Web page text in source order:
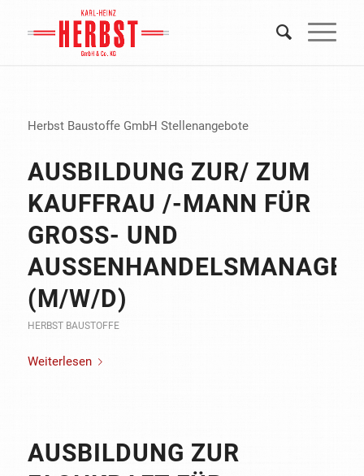
Herbst Baustoffe GmbH Stellenangebote
AUSBILDUNG ZUR/ ZUM
KAUFFRAU /-MANN FÜR
GROSS- UND A
/W/D)
HERBST BAUSTOFFE
Weiterlesen
AUSBILDUNG ZUR